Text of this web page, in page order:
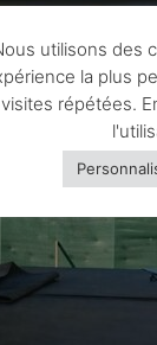
utilisons des
la plus
répétées.